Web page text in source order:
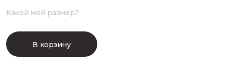
Какой мой размер?
В корзину